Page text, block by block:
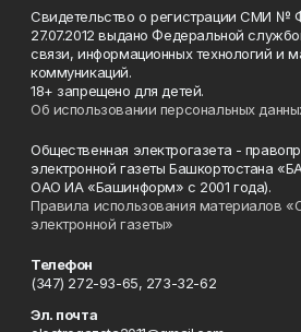
Свидетельство о регистрации СМИ №
27.07.2012 выдано Федеральной
связи, информационных технологий и
коммуникаций.
18+ запрещено для детей.
Об использовании персональных
Общественная электрогазета -
электронной газеты Башкортостана
ОАО ИА «Башинформ» с 2001 года).
Правила использования материалов
электронной газеты»
Телефон
(347) 272-93-65, 273-32-62
Эл. почта